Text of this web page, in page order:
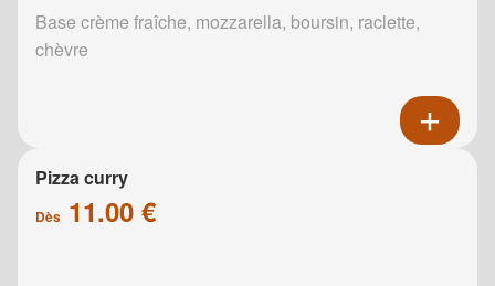
Base crème fraîche, mozzarella, boursin, raclette,
chèvre
Pizza curry
Dès 11.00 €